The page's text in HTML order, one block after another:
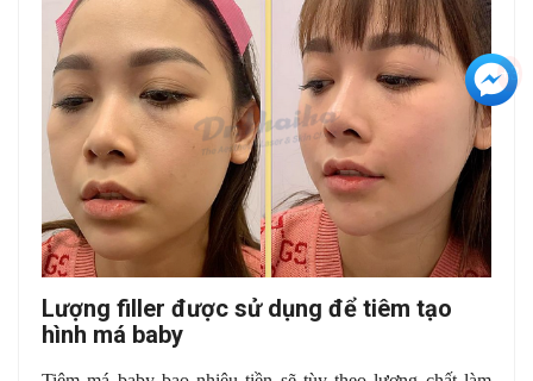
Lượng filler được sử dụng để tiêm tạo
hình má baby
+3